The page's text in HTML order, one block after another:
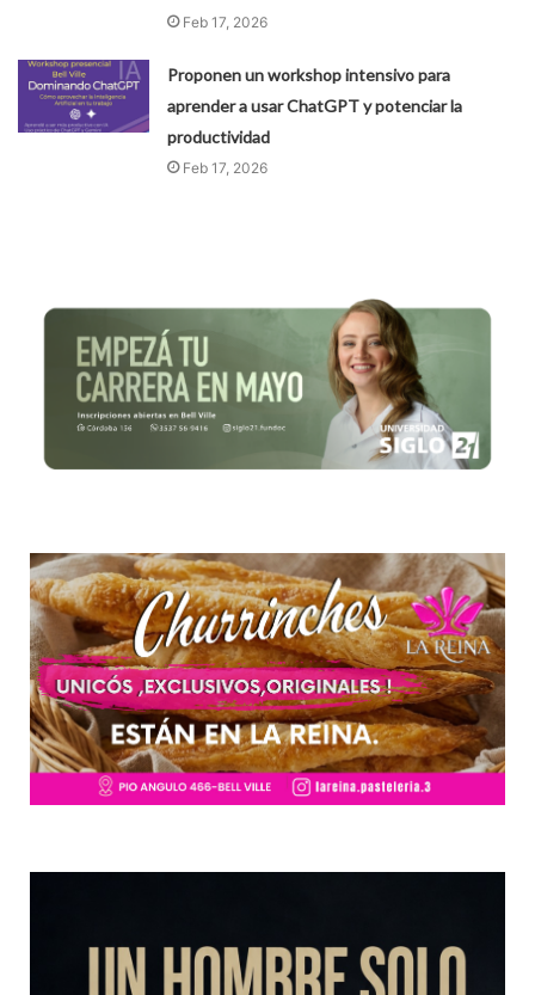
Feb 17, 2026
Proponen un workshop intensivo para
aprender a usar ChatGPT y potenciar la
productividad
Feb 17, 2026